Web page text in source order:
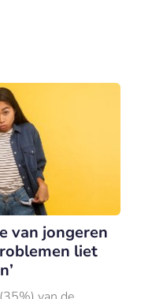
van jongeren
liet